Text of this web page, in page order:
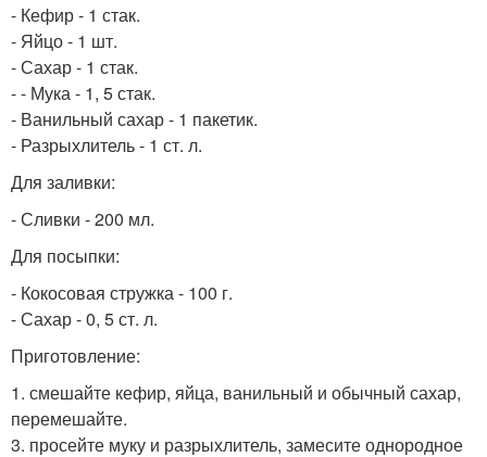
- Кефир - 1 стак.
- Яйцо - 1 шт.
- Сахар - 1 стак.
- - Мука - 1, 5 стак.
- Ванильный сахар - 1 пакетик.
- Разрыхлитель - 1 ст. л.
Для заливки:
- Сливки - 200 мл.
Для посыпки:
- Кокосовая стружка - 100 г.
- Сахар - 0, 5 ст. л.
Приготовление:
1. смешайте кефир, яйца, ванильный и обычный сахар,
перемешайте.
3. просейте муку и разрыхлитель, замесите однородное